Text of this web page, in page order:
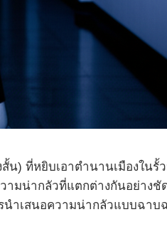
น) ที่หยิบเอาตำนานเมืองใน
มน่ากลัวที่แตกต่างกันอย่าง
เสนอความน่ากลัวแบบฉาบ